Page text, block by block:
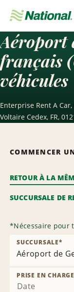
navigation
Aéroport
français
véhicules
Enterprise Rent A
Voltaire Cedex, FR,
COMMENCER
RETOUR À LA
SUCCURSALE DE
*Nécessaire pour
Aéroport de
SUCCURSALE*
Date
PRISE EN